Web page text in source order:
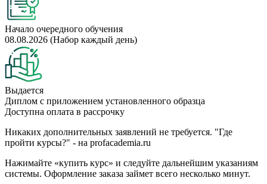
Начало очередного обучения
08.08.2026 (Набор каждый день)
Выдается
Диплом с приложением установленного образца
Доступна оплата в рассрочку
Никаких дополнительных заявлений не требуется. "Где
пройти курсы?" - на profacademia.ru
Нажимайте «купить курс» и следуйте дальнейшим указаниям
системы. Оформление заказа займет всего несколько минут.